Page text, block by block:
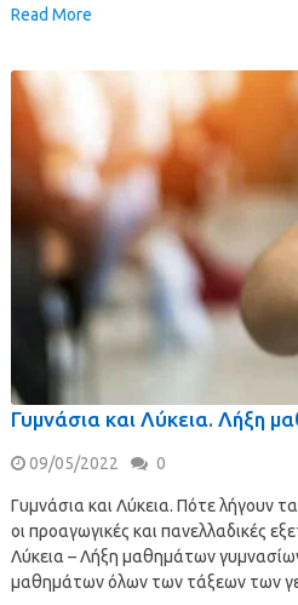
Read More
Γυμνάσια και Λύκεια. Λήξη
09/05/2022 0
Γυμνάσια και Λύκεια. Πότε λήγουν
οι προαγωγικές και πανελλαδικές
Λύκεια – Λήξη μαθημάτων
μαθημάτων όλων των τάξεων των